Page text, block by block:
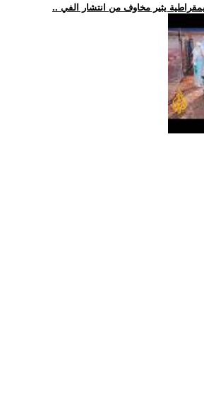
يثير مخاوف من انتشار الفي